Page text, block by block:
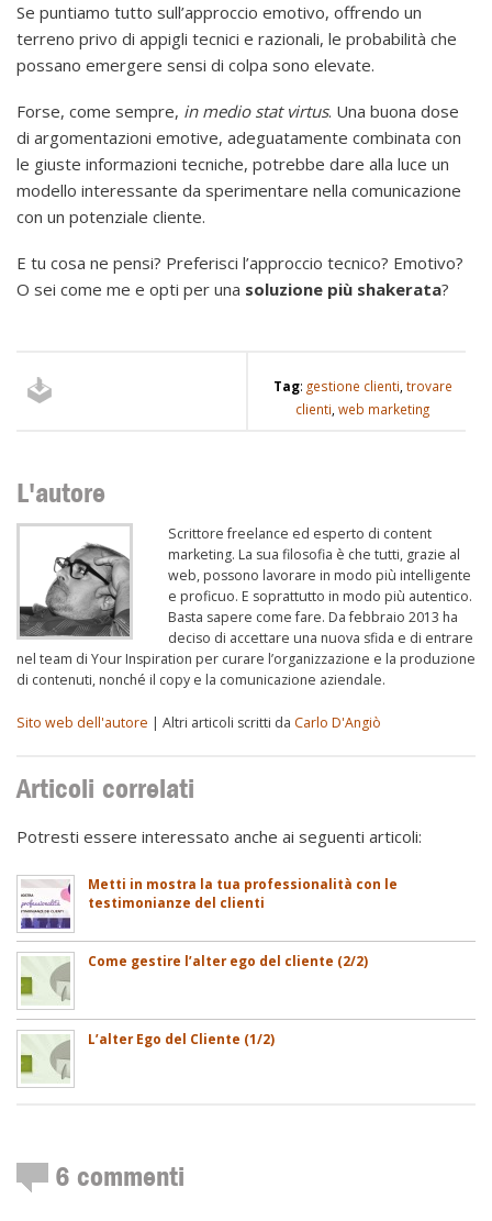
Se puntiamo tutto sull’approccio emotivo, offrendo un
terreno privo di appigli tecnici e razionali, le probabilità che
possano emergere sensi di colpa sono elevate.
Forse, come sempre, in medio stat virtus. Una buona dose
di argomentazioni emotive, adeguatamente combinata con
le giuste informazioni tecniche, potrebbe dare alla luce un
modello interessante da sperimentare nella comunicazione
con un potenziale cliente.
E tu cosa ne pensi? Preferisci l’approccio tecnico? Emotivo?
O sei come me e opti per una soluzione più shakerata?
Tag: gestione clienti trovare
clienti ,web marketing
L'autore
Scrittore freelance ed esperto di content
marketing. La sua filosofia è che tutti, grazie al
web, possono lavorare in modo più intelligente
e proficuo. E soprattutto in modo più autentico.
Basta sapere come fare. Da febbraio 2013 ha
deciso di accettare una nuova sfida e di entrare
nel team di Your Inspiration per curare l’organizzazione e la produzione
di contenuti, nonché il copy e la comunicazione aziendale.
Sito web dell'autore | Altri articoli scritti da Carlo D'Angiò
Articoli correlati
Potresti essere interessato anche ai seguenti articoli:
Metti in mostra la tua professionalità con le
testimonianze del clienti
Come gestire l’alter ego del cliente (2/2)
L’alter Ego del Cliente (1/2)
6 commenti